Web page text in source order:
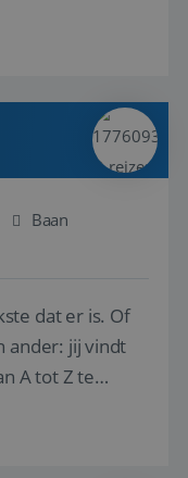
uitkomen.
met IATA te m...
Baan
dat er is. Of
ander: jij vindt
A tot Z te
plekjes op